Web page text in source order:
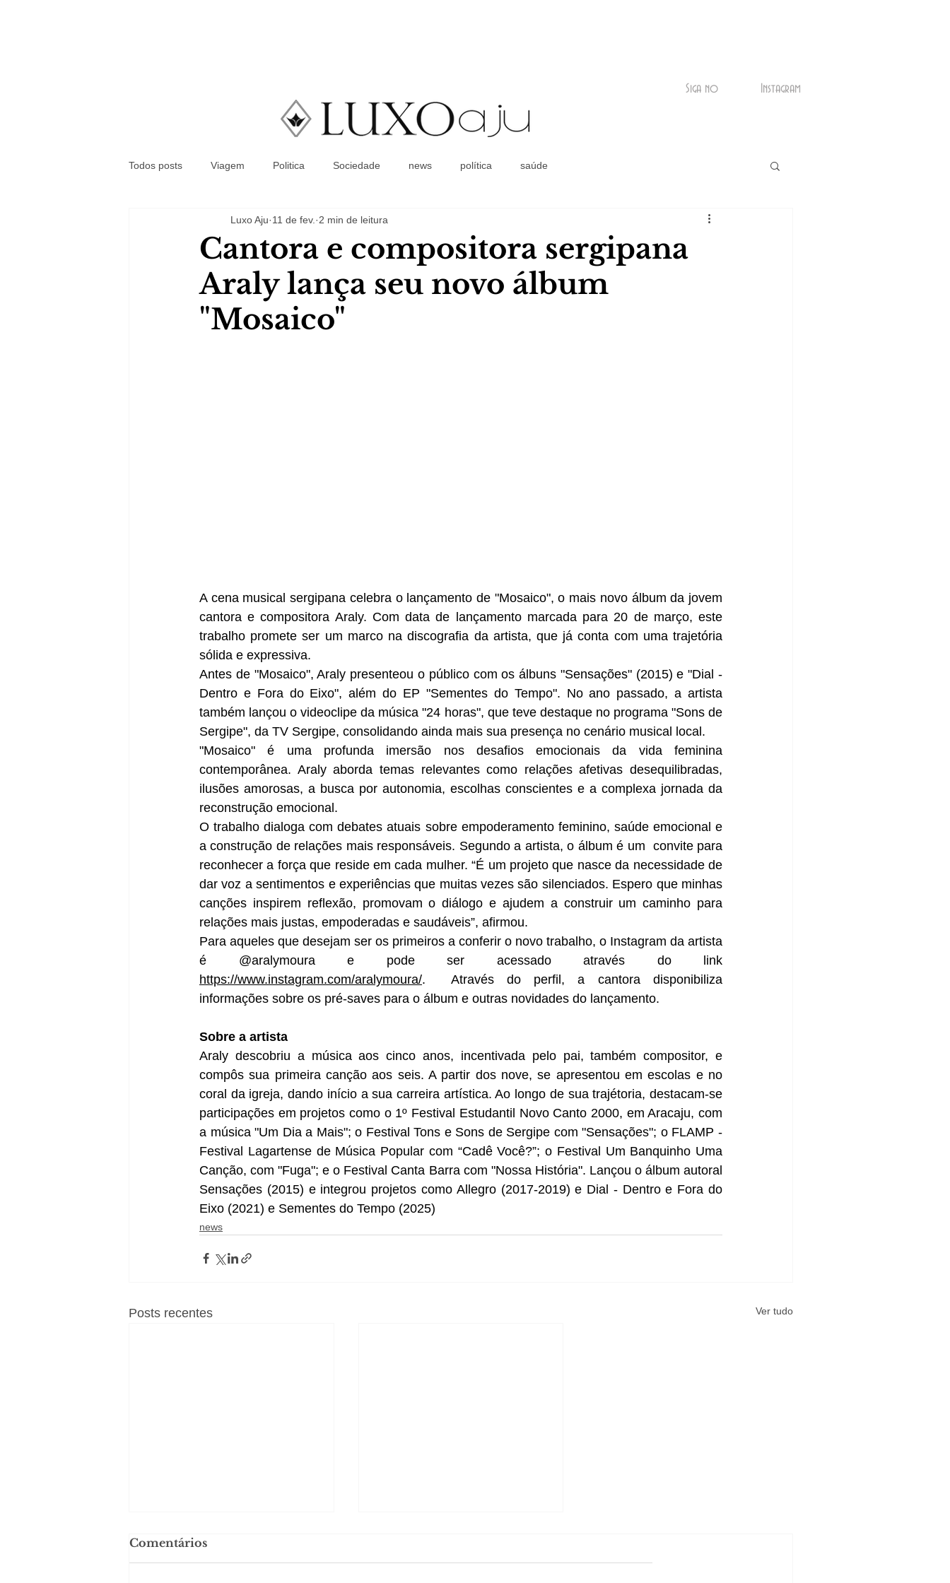
Coluna Social
Siga no Instagram
Todos posts Viagem Politica Sociedade news política saúde
Cantora e compositora sergipana
Araly lança seu novo álbum
"Mosaico"
Luxo Aju 11 de fev. 2 min de leitura
A cena musical sergipana celebra o lançamento de "Mosaico", o mais novo álbum da jovem
cantora e compositora Araly. Com data de lançamento marcada para 20 de março, este
trabalho promete ser um marco na discografia da artista, que já conta com uma trajetória
sólida e expressiva.
Antes de "Mosaico", Araly presenteou o público com os álbuns "Sensações" (2015) e "Dial -
Dentro e Fora do Eixo", além do EP "Sementes do Tempo". No ano passado, a artista
também lançou o videoclipe da música "24 horas", que teve destaque no programa "Sons de
Sergipe", da TV Sergipe, consolidando ainda mais sua presença no cenário musical local.
"Mosaico" é uma profunda imersão nos desafios emocionais da vida feminina
contemporânea. Araly aborda temas relevantes como relações afetivas desequilibradas,
ilusões amorosas, a busca por autonomia, escolhas conscientes e a complexa jornada da
reconstrução emocional.
O trabalho dialoga com debates atuais sobre empoderamento feminino, saúde emocional e
a construção de relações mais responsáveis. Segundo a artista, o álbum é um  convite para
reconhecer a força que reside em cada mulher. “É um projeto que nasce da necessidade de
dar voz a sentimentos e experiências que muitas vezes são silenciados. Espero que minhas
canções inspirem reflexão, promovam o diálogo e ajudem a construir um caminho para
relações mais justas, empoderadas e saudáveis”, afirmou.
Para aqueles que desejam ser os primeiros a conferir o novo trabalho, o Instagram da artista
https://www.instagram.com/aralymoura/.  Através do perfil, a cantora disponibiliza
informações sobre os pré-saves para o álbum e outras novidades do lançamento.
Sobre a artista
Araly descobriu a música aos cinco anos, incentivada pelo pai, também compositor, e
compôs sua primeira canção aos seis. A partir dos nove, se apresentou em escolas e no
coral da igreja, dando início a sua carreira artística. Ao longo de sua trajétoria, destacam-se
participações em projetos como o 1º Festival Estudantil Novo Canto 2000, em Aracaju, com
a música "Um Dia a Mais"; o Festival Tons e Sons de Sergipe com "Sensações"; o FLAMP -
Festival Lagartense de Música Popular com “Cadê Você?”; o Festival Um Banquinho Uma
Canção, com "Fuga"; e o Festival Canta Barra com "Nossa História". Lançou o álbum autoral
Sensações (2015) e integrou projetos como Allegro (2017-2019) e Dial - Dentro e Fora do
Eixo (2021) e Sementes do Tempo (2025)
news
Posts recentes Ver tudo
Comentários